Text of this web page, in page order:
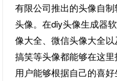
有限公司推出的头像自
头像。在diy头像生成器
像大全、微信头像大全以
搞笑等头像都能够在这
用户能够根据自己的喜